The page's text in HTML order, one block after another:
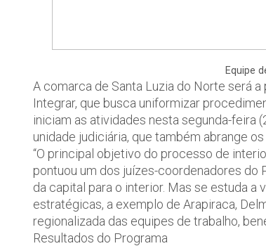
Equipe
A comarca de Santa Luzia do Norte será
Integrar, que busca uniformizar
iniciam as atividades nesta segunda-feira
unidade judiciária, que também abrange
“O principal objetivo do processo de
pontuou um dos juízes-coordenadores do
da capital para o interior. Mas se estuda
estratégicas, a exemplo de Arapiraca,
regionalizada das equipes de trabalho,
Resultados do Programa